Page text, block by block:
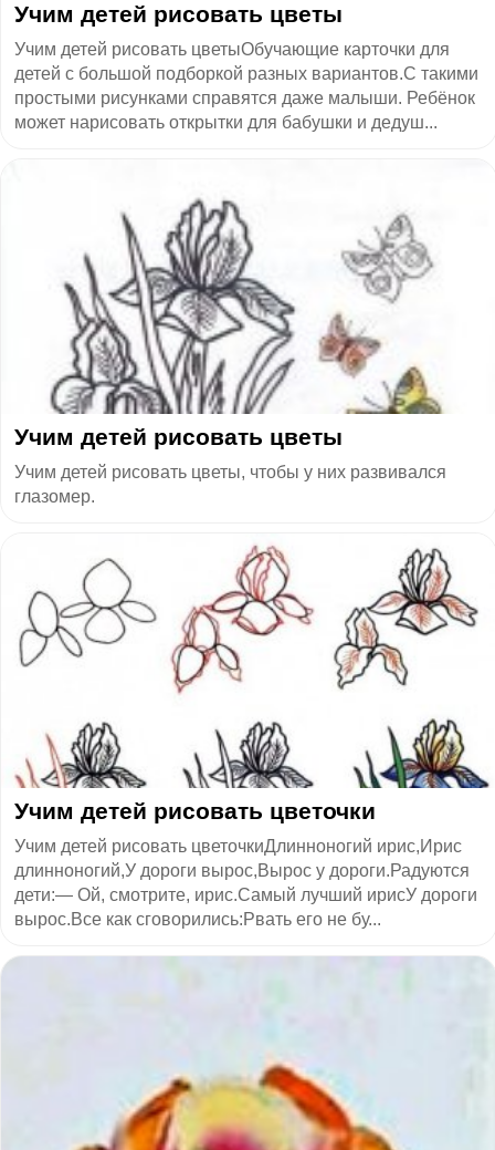
​Учим детей рисовать цветы
Учим детей рисовать цветыОбучающие кapточки для
детей с большой подборкой разных вариантов.С такими
простыми рисунками справятся даже малыши. Ребёнок
может нарисовать открытки для бабушки и дедуш...
Учим детей рисовать цветы
Учим детей рисовать цветы, чтобы у них развивался
глазомер.
Учим детей рисовать цветочки
Учим детей рисовать цветочкиДлинноногий ирис,Ирис
длинноногий,У дороги вырос,Вырос у дороги.Радуются
дети:— Ой, смотрите, ирис.Самый лучший ирисУ дороги
вырос.Все как сговорились:Рвать его не бу...